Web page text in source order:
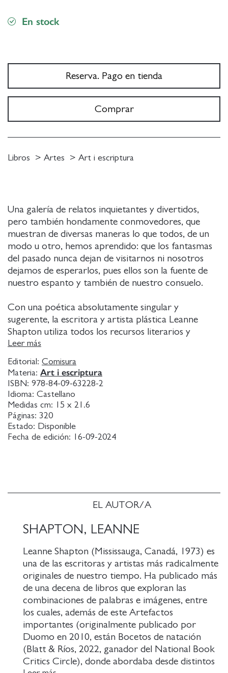
EL AUTOR/A
SHAPTON, LEANNE
Leanne Shapton (Mississauga, Canadá, 1973) es
una de las escritoras y artistas más radicalmente
originales de nuestro tiempo. Ha publicado más
de una decena de libros que exploran las
combinaciones de palabras e imágenes, entre
los cuales, además de este Artefactos
importantes (originalmente publicado por
Duomo en 2010, están Bocetos de natación
(Blatt & Ríos, 2022, ganador del National Book
Critics Circle), donde abordaba desde distintos
Una galería de relatos inquietantes y divertidos,
pero también hondamente conmovedores, que
muestran de diversas maneras lo que todos, de un
modo u otro, hemos aprendido: que los fantasmas
del pasado nunca dejan de visitarnos ni nosotros
dejamos de esperarlos, pues ellos son la fuente de
nuestro espanto y también de nuestro consuelo.
Con una poética absolutamente singular y
sugerente, la escritora y artista plástica Leanne
Shapton utiliza todos los recursos literarios y
visuales (fotografías, planos de casas encantadas o
hermosas acuarelas pintadas
por ella misma) para jugar a reinventar las viejas
historias de fantasmas,
esos seres que, como decía James Joyce, se han
desvanecido hasta ser
Leer más
Editorial: Comisura
Materia: Art i escriptura
ISBN: 978-84-09-63228-2
Idioma: Castellano
Medidas cm:
15 x 21.6
Páginas: 320
Estado: Disponible
Fecha de edición:
16-09-2024
En stock
Reserva. Pago en tienda
Comprar
Libros Artes Art i escriptura